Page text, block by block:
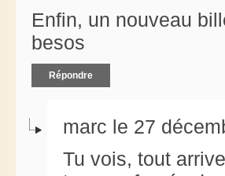
Enfin, un nouveau
besos
Répondre
marc le 27
Tu vois, tout